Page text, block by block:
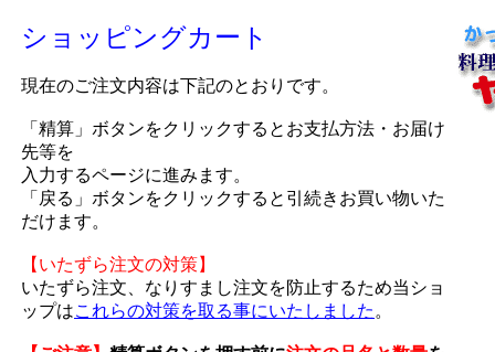
ショッピングカート
現在のご注文内容は下記のとおりです。
「精算」ボタンをクリックするとお支払方法・お届け
先等を
入力するページに進みます。
「戻る」ボタンをクリックすると引続きお買い物いた
だけます。
【いたずら注文の対策】
いたずら注文、なりすまし注文を防止するため当ショ
ップはこれらの対策を取る事にいたしました 。